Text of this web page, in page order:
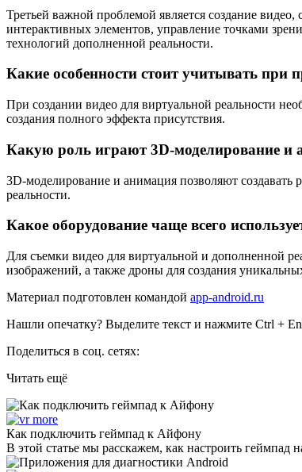
Третьей важной проблемой является создание
интерактивных элементов, управление точками
технологий дополненной реальности.
Какие особенности стоит учитывать при
При создании видео для виртуальной реальности
создания полного эффекта присутствия.
Какую роль играют 3D-моделирование и
3D-моделирование и анимация позволяют
реальности.
Какое оборудование чаще всего
Для съемки видео для виртуальной и дополненной
изображений, а также дроны для создания
Материал подготовлен командой app-android.ru
Нашли опечатку? Выделите текст и нажмите Ctrl +
Поделиться в соц. сетях:
Читать ещё
Как подключить геймпад к Айфону
В этой статье мы расскажем, как настроить